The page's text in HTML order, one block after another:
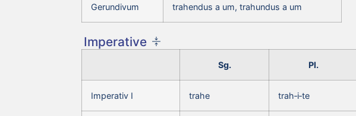
Gerundivum trahendus a um, trahundus a um
Imperative
Sg. Pl.
Imperativ I trahe trah‑i‑te